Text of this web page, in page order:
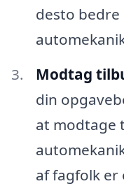
desto bedre
Modtag
din
at modtage
af fagfolk